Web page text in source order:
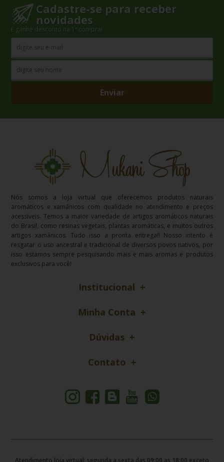
Cadastre-se para receber
novidades
E ganhe desconto na 1ª compra!
Enviar
Nós somos a loja virtual que oferecemos produtos naturais
aromáticos e xamânicos com qualidade no atendimento e preços
acessíveis. Temos a maior variedade de artigos aromáticos naturais
do Brasil, como resinas vegetais, plantas aromáticas, e muitos outros
artigos xamânicos. Tudo isso a pronta entrega!! Nosso intento é
resgatar o uso ancestral e tradicional de diversos povos nativos, por
isso estamos sempre pesquisando mais e mais aromas e produtos
exclusivos para você!
Institucional
Minha Conta
Dúvidas
Contato
Atendimento loja virtual: segunda a sexta das 09:00 as 18:00 exceto